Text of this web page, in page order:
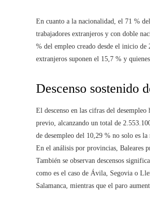
En cuanto a la nacionalidad, el 71 %
trabajadores extranjeros y con doble
% del empleo creado desde el inicio de
extranjeros suponen el 15,7 % y
Descenso sostenido
El descenso en las cifras del
previo, alcanzando un total de
de desempleo del 10,29 % no solo es
En el análisis por provincias, Baleares
También se observan descensos
como es el caso de Ávila, Segovia o
Salamanca, mientras que el paro